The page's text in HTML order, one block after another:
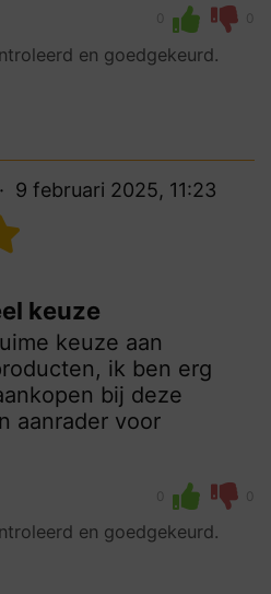
0 0
en goedgekeurd.
9 februari 2025, 11:23
keuze
keuze aan
ik ben erg
bij deze
aanrader voor
0 0
en goedgekeurd.